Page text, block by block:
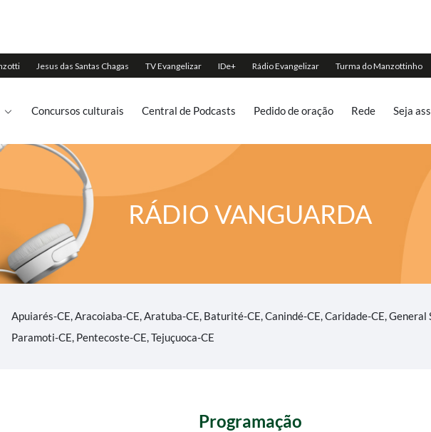
Concursos culturais Central de Podcasts Pedido de oração Rede Seja
RÁDIO VANGUARDA
Apuiarés-CE, Aracoiaba-CE, Aratuba-CE, Baturité-CE, Canindé-CE, Caridade-CE, General
Paramoti-CE, Pentecoste-CE, Tejuçuoca-CE
Programação